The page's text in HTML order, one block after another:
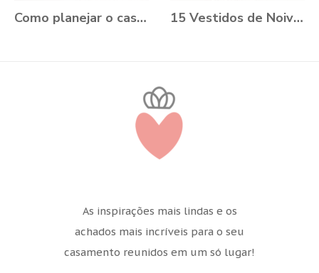
Como planejar o casamento durante a Pandemia? 15 Vestidos de Noiva Plus Size para você se apaixonar
As inspirações mais lindas e os
achados mais incríveis para o seu
casamento reunidos em um só lugar!